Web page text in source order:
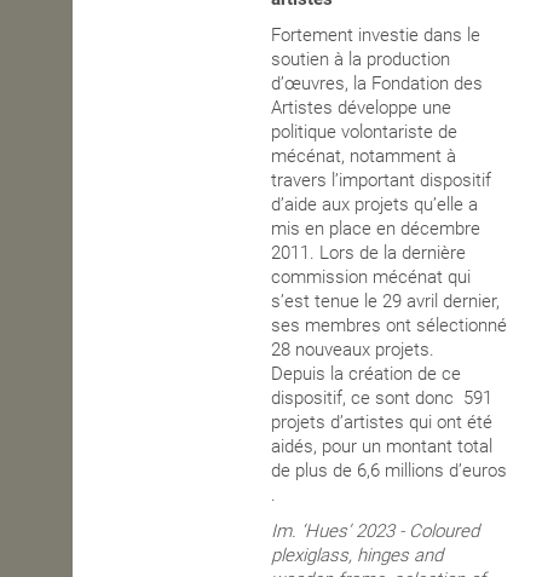
Fortement investie dans le
soutien à la production
d’œuvres, la Fondation des
Artistes développe une
politique volontariste de
mécénat, notamment à
travers l’important dispositif
d’aide aux projets qu’elle a
mis en place en décembre
2011. Lors de la dernière
commission mécénat qui
s’est tenue le 29 avril dernier,
ses membres ont sélectionné
28 nouveaux projets.
Depuis la création de ce
dispositif, ce sont donc 591
projets d’artistes qui ont été
aidés, pour un montant total
de plus de 6,6 millions d’euros
.
Im. ‘Hues’ 2023 - Coloured
plexiglass, hinges and